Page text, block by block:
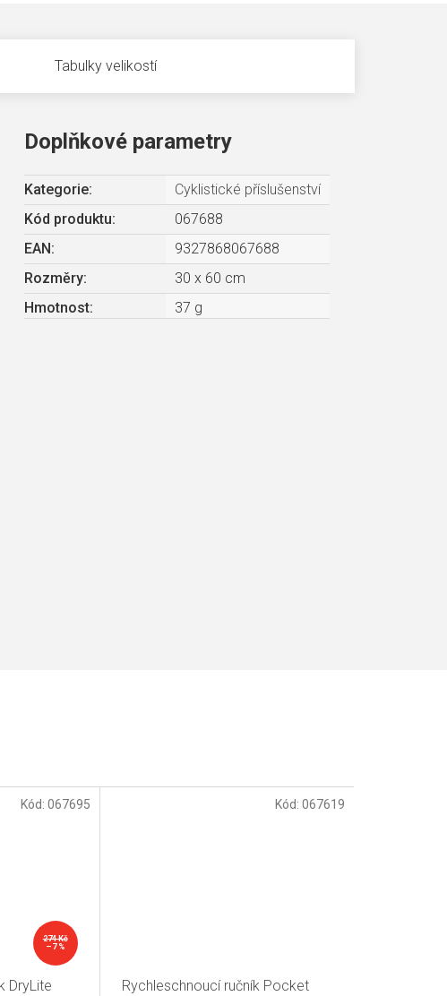
Tabulky velikostí
Doplňkové parametry
Kategorie:
Cyklistické příslušenství
Kód produktu:
067688
EAN :
9327868067688
Rozměry:
30 x 60 cm
Hmotnost: 37 g
274 Kč
–7 %
DryLite
Kód: 067695
Rychleschnoucí ručník Pocket
Kód: 067619